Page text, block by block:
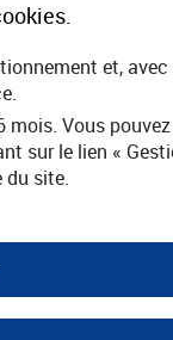
.
et,
mois. Vous
sur le lien «
du site.